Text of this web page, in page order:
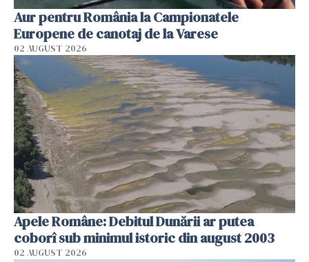
Aur pentru România la Campionatele
Europene de canotaj de la Varese
02 AUGUST 2026
Apele Române: Debitul Dunării ar putea
coborî sub minimul istoric din august 2003
02 AUGUST 2026